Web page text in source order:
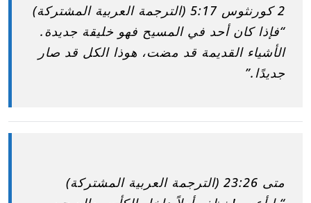
2 كورنثوس 5:17 (الترجمة العربية المشتركة)
“فإذا كان أحد في المسيح فهو خليقة جديدة.
الأشياء القديمة قد مضت، هوذا الكل قد صار
جديدًا.”
متى 23:26 (الترجمة العربية المشتركة)